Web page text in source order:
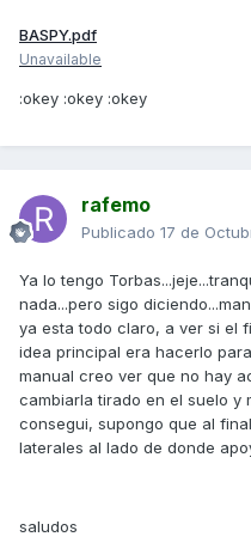
BASPY.pdf
Unavailable
:okey :okey :okey
rafemo
Publicado 17 de
Ya lo tengo
nada...pero sigo
ya esta todo claro, a ver si el
idea principal era hacerlo
manual creo ver que no hay
cambiarla tirado en el suelo y
consegui, supongo que al
laterales al lado de donde
saludos